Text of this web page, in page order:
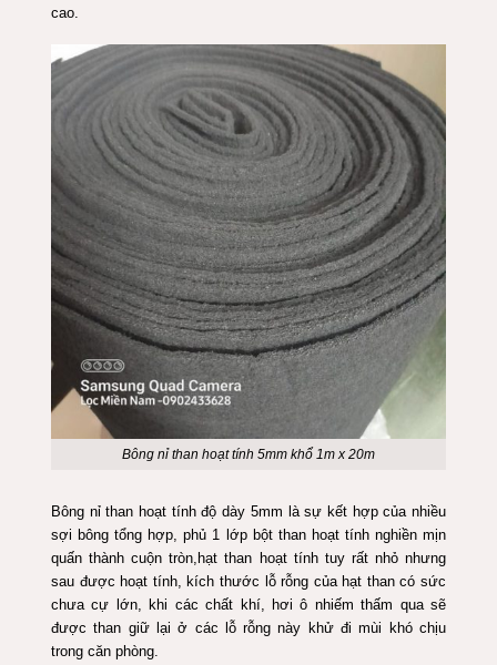
cao.
Bông nỉ than hoạt tính 5mm khổ 1m x 20m
Bông nỉ than hoạt tính độ dày 5mm là sự kết hợp của nhiều
sợi bông tổng hợp, phủ 1 lớp bột than hoạt tính nghiền mịn
quấn thành cuộn tròn,hạt than hoạt tính tuy rất nhỏ nhưng
sau được hoạt tính, kích thước lỗ rỗng của hạt than có sức
chưa cự lớn, khi các chất khí, hơi ô nhiếm thấm qua sẽ
được than giữ lại ở các lỗ rỗng này khử đi mùi khó chịu
trong căn phòng.